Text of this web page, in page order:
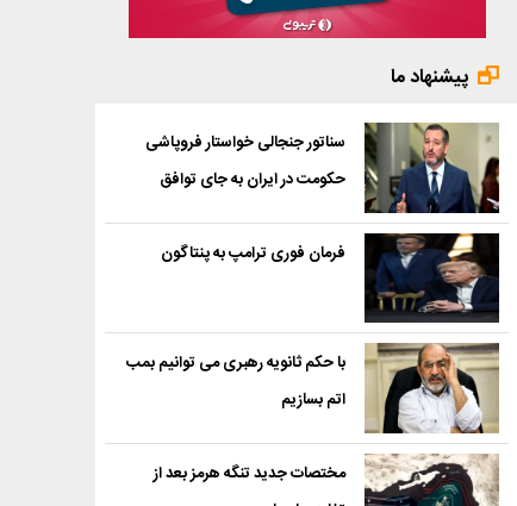
پیشنهاد ما
سناتور جنجالی خواستار فروپاشی
حکومت در ایران به جای توافق
فرمان فوری ترامپ به پنتاگون
با حکم ثانویه رهبری می توانیم بمب
اتم بسازیم
مختصات جدید تنگه هرمز بعد از